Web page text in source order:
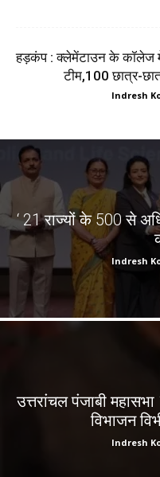
हड़कंप : क्लेमेंटाउन के कॉलेज
टीम,100 छात्र-
Indresh
‘ 21 राज्यों के 500 से
Indresh
उत्तरांचल पंजाबी महासभा
विभाजन
Indresh